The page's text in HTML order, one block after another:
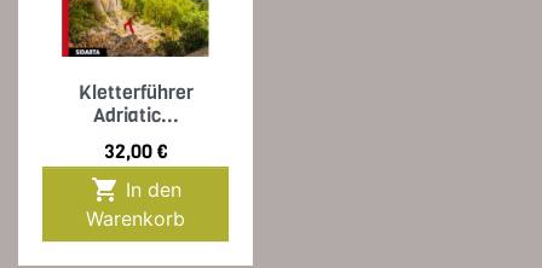
Kletterführer
Adriatic...
Preis
32,00 €

Warenkorb